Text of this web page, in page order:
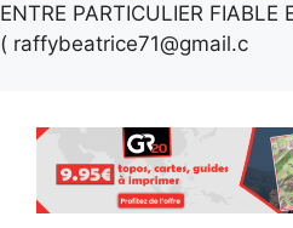
ENTRE PARTICULIER FIABLE
( raffybeatrice71@gmail.c